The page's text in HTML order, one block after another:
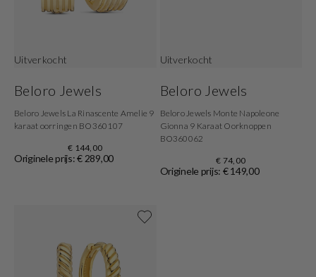
Uitverkocht
Beloro Jewels
Beloro Jewels La Rinascente Amelie 9
karaat oorringen BO360107
€ 144,00
Originele prijs: € 289,00
Uitverkocht
Beloro Jewels
Beloro Jewels Monte Napoleone
Gionna 9 Karaat Oorknoppen
BO360062
€ 74,00
Originele prijs: € 149,00